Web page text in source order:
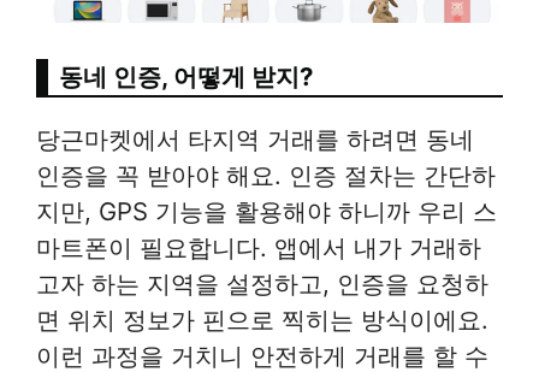
동네 인증, 어떻게 받지?
당근마켓에서 타지역 거래를 하려면 동네
인증을 꼭 받아야 해요. 인증 절차는 간단하
지만, GPS 기능을 활용해야 하니까 우리 스
마트폰이 필요합니다. 앱에서 내가 거래하
고자 하는 지역을 설정하고, 인증을 요청하
면 위치 정보가 핀으로 찍히는 방식이에요.
이런 과정을 거치니 안전하게 거래를 할 수